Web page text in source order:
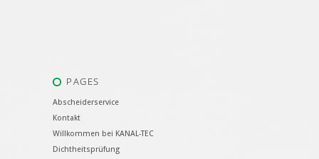
PAGES
Abscheiderservice
Kontakt
Willkommen bei KANAL-TEC
Dichtheitsprüfung